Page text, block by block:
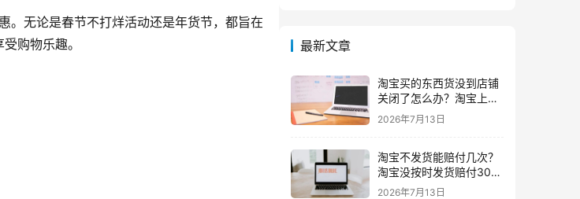
。无论是春节不打烊活动还是年货节，都旨在
购物乐趣。
最新文章
淘宝买的东西货没到店铺
关闭了怎么办？淘宝上买
东西货没收到店铺关闭了
我可以申请退款吗
2026年7月13日
淘宝不发货能赔付几次？
淘宝没按时发货赔付30%
还会发货吗要赔付几次
2026年7月13日